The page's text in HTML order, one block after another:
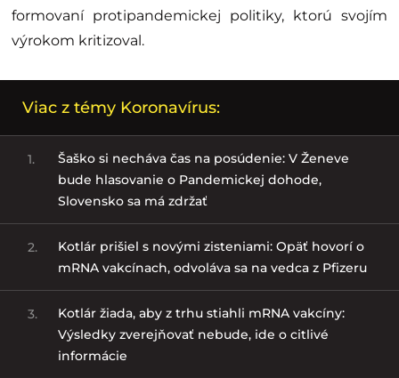
formovaní protipandemickej politiky, ktorú svojím
výrokom kritizoval.
Viac z témy Koronavírus:
1.
Šaško si necháva čas na posúdenie: V Ženeve
bude hlasovanie o Pandemickej dohode,
Slovensko sa má zdržať
2.
Kotlár prišiel s novými zisteniami: Opäť hovorí o
mRNA vakcínach, odvoláva sa na vedca z Pfizeru
3.
Kotlár žiada, aby z trhu stiahli mRNA vakcíny:
Výsledky zverejňovať nebude, ide o citlivé
informácie